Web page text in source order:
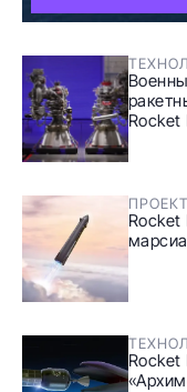
Rocket
Rocket
Rocket